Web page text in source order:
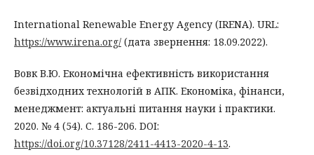
International Renewable Energy Agency (IRENA). URL:
https://www.irena.org/ (дата звернення: 18.09.2022).
Вовк В.Ю. Економічна ефективність використання
безвідходних технологій в АПК. Економіка, фінанси,
менеджмент: актуальні питання науки і практики.
2020. № 4 (54). С. 186-206. DOI:
https://doi.org/10.37128/2411-4413-2020-4-13.